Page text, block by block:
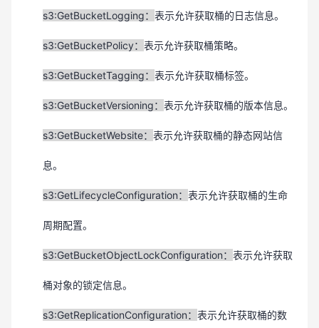
s3:GetBucketLogging： 表示允许获取桶的日志信息。
s3:GetBucketPolicy： 表示允许获取桶策略。
s3:GetBucketTagging： 表示允许获取桶标签。
s3:GetBucketVersioning： 表示允许获取桶的版本信息。
s3:GetBucketWebsite： 表示允许获取桶的静态网站信
息。
s3:GetLifecycleConfiguration： 表示允许获取桶的生命
周期配置。
s3:GetBucketObjectLockConfiguration： 表示允许获取
桶对象的锁定信息。
s3:GetReplicationConfiguration： 表示允许获取桶的数